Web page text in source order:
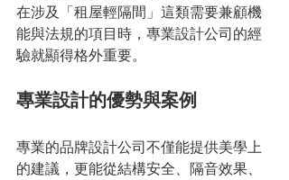
在涉及「租屋輕隔間」這類需要兼顧機
能與法規的項目時，專業設計公司的經
驗就顯得格外重要。
專業設計的優勢與案例
專業的品牌設計公司不僅能提供美學上
的建議，更能從結構安全、隔音效果、